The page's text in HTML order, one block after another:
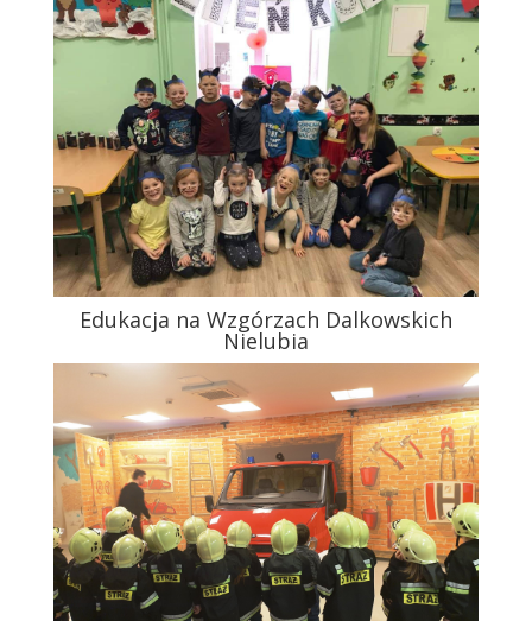
Edukacja na Wzgórzach Dalkowskich
Nielubia